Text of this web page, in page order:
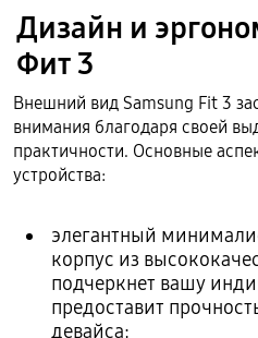
Дизайн и
Фит 3
Внешний вид Samsung Fit 3
внимания благодаря своей
практичности. Основные
устройства:
элегантный
корпус из
подчеркнет вашу
предоставит
девайса;